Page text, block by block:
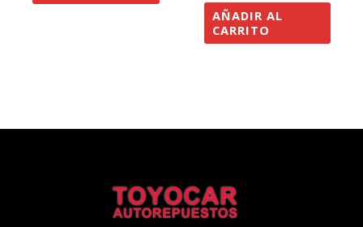
AÑADIR AL
CARRITO